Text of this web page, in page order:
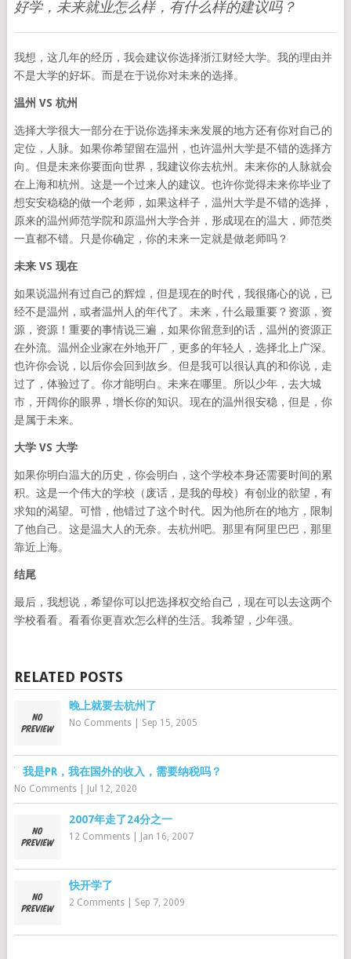
好学，未来就业怎么样，有什么样的建议吗？
我想，这几年的经历，我会建议你选择浙江财经大学。我的理由并
不是大学的好坏。而是在于说你对未来的选择。
温州 VS 杭州
选择大学很大一部分在于说你选择未来发展的地方还有你对自己的
定位，人脉。如果你希望留在温州，也许温州大学是不错的选择方
向。但是未来你要面向世界，我建议你去杭州。未来你的人脉就会
在上海和杭州。这是一个过来人的建议。也许你觉得未来你毕业了
想安安稳稳的做一个老师，如果这样子，温州大学是不错的选择，
原来的温州师范学院和原温州大学合并，形成现在的温大，师范类
一直都不错。只是你确定，你的未来一定就是做老师吗？
未来 VS 现在
如果说温州有过自己的辉煌，但是现在的时代，我很痛心的说，已
经不是温州，或者温州人的年代了。未来，什么最重要？资源，资
源，资源！重要的事情说三遍，如果你留意到的话，温州的资源正
在外流。温州企业家在外地开厂，更多的年轻人，选择北上广深。
也许你会说，以后你会回到故乡。但是我可以很认真的和你说，走
过了，体验过了。你才能明白。未来在哪里。所以少年，去大城
市，开阔你的眼界，增长你的知识。现在的温州很安稳，但是，你
是属于未来。
大学 VS 大学
如果你明白温大的历史，你会明白，这个学校本身还需要时间的累
积。这是一个伟大的学校（废话，是我的母校）有创业的欲望，有
求知的渴望。可惜，他错过了这个时代。因为他所在的地方，限制
了他自己。这是温大人的无奈。去杭州吧。那里有阿里巴巴，那里
靠近上海。
结尾
最后，我想说，希望你可以把选择权交给自己，现在可以去这两个
学校看看。看看你更喜欢怎么样的生活。我希望，少年强。
RELATED POSTS
晚上就要去杭州了
No Comments| Sep 15, 2005
我是PR，我在国外的收入，需要纳税吗？
No Comments| Jul 12, 2020
2007年走了24分之一
12 Comments| Jan 16, 2007
快开学了
2 Comments| Sep 7, 2009